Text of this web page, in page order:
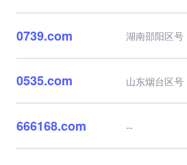
0739.com 湖南邵阳区号
0535.com 山东烟台区号
666168.com --